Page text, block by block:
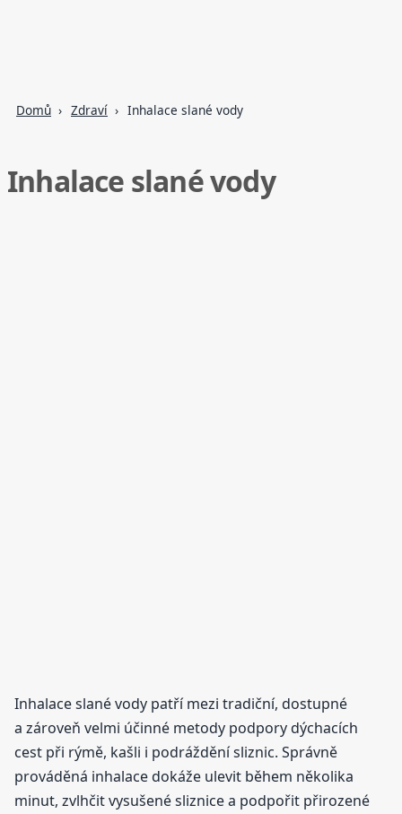
Domů Zdraví Inhalace slané vody
Inhalace slané vody
Inhalace slané vody patří mezi tradiční, dostupné
a zároveň velmi účinné metody podpory dýchacích
cest při rýmě, kašli i podráždění sliznic. Správně
prováděná inhalace dokáže ulevit během několika
minut, zvlhčit vysušené sliznice a podpořit přirozené